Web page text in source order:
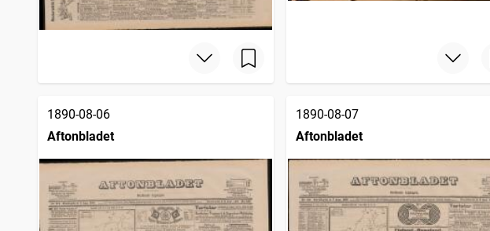
1890-08-06
Aftonbladet
1890-08-07
Aftonbladet